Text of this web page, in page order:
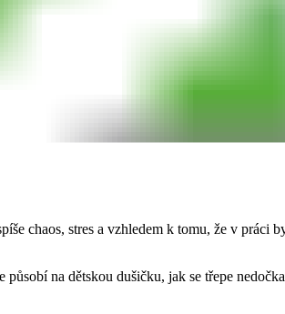
chaos, stres a vzhledem k tomu, že v práci
na dětskou dušičku, jak se třepe